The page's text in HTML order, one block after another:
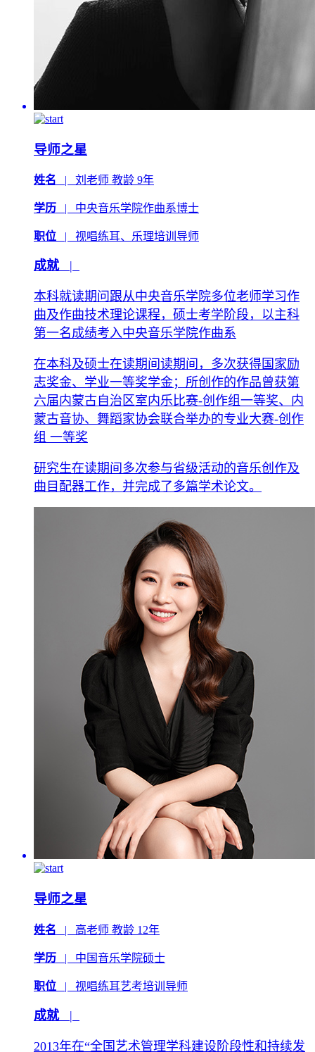
导师之星
姓名 | 刘老师 教龄 9年
学历 | 中央音乐学院作曲系博士
职位 | 视唱练耳、乐理培训导师
成就 |
本科就读期问跟从中央音乐学院多位老师学习作
曲及作曲技术理论课程，硕士考学阶段，以主科
第一名成绩考入中央音乐学院作曲系
在本科及硕士在读期间读期间，多次获得国家励
志奖金、学业一等奖学金；所创作的作品曾获第
六届内蒙古自治区室内乐比赛-创作组一等奖、内
蒙古音协、舞蹈家协会联合举办的专业大赛-创作
组 一等奖
研究生在读期间多次参与省级活动的音乐创作及
曲目配器工作，并完成了多篇学术论文。
导师之星
姓名 | 高老师 教龄 12年
学历 | 中国音乐学院硕士
职位 | 视唱练耳艺考培训导师
成就 |
2013年在“全国艺术管理学科建设阶段性和持续发